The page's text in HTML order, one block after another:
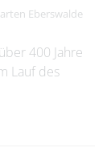
Eberswalde
400 Jahre
Lauf des